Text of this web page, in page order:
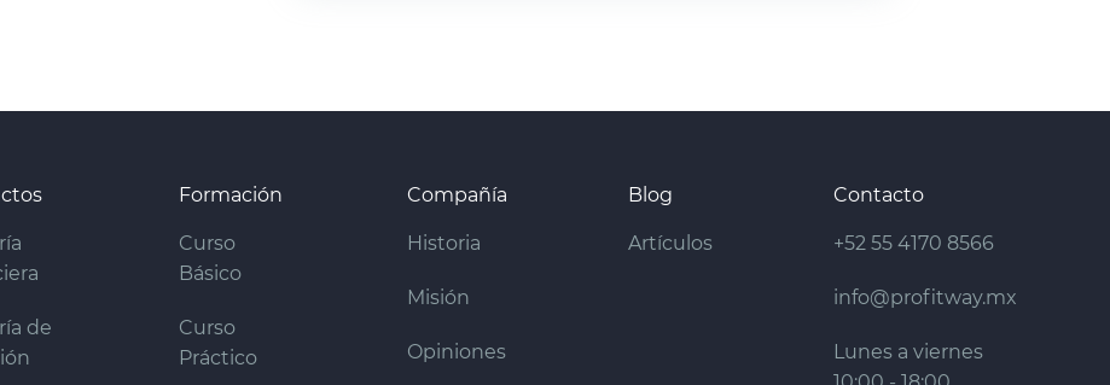
de
Formación
Curso
Básico
Curso
Práctico
Compañía
Historia
Misión
Opiniones
Blog
Artículos
Contacto
+52 55 4170 8566
info@profitway.mx
Lunes a viernes